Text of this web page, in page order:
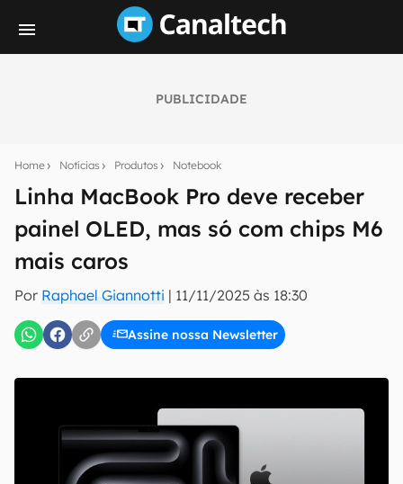
PUBLICIDADE
Home Notícias Produtos Notebook
Linha MacBook Pro deve receber
painel OLED, mas só com chips M6
mais caros
Por Raphael Giannotti | 11/11/2025 às 18:30
Assine nossa Newsletter
notícias e reviews sobre tecnologia em primeira
mão.
E-mail
inscreva-se
Uso e Política de Privacidade do Canaltech.